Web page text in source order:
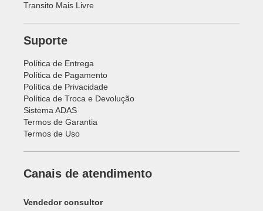
Transito Mais Livre
Suporte
Política de Entrega
Política de Pagamento
Política de Privacidade
Política de Troca e Devolução
Sistema ADAS
Termos de Garantia
Termos de Uso
Canais de atendimento
Vendedor consultor